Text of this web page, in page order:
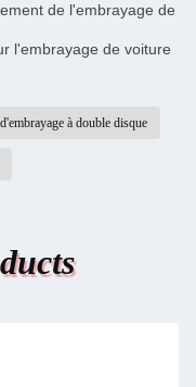
de l'embrayage de
l'embrayage de voiture
à double disque